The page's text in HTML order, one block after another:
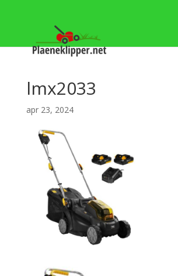
lmx2033
apr 23, 2024